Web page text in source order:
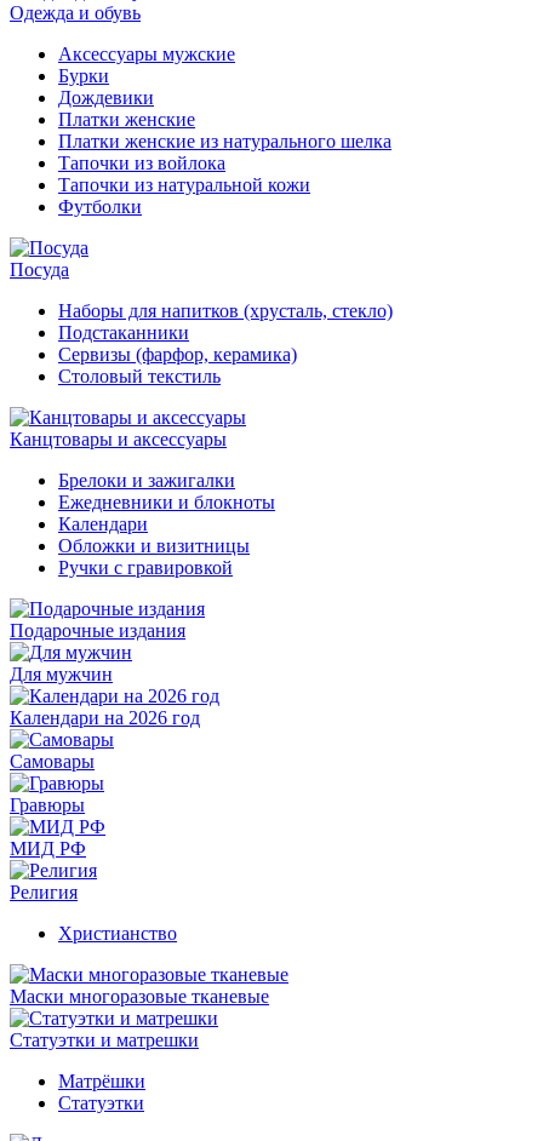
Одежда и обувь
Аксессуары мужские
Бурки
Дождевики
Платки женские
Платки женские из натурального шелка
Тапочки из войлока
Тапочки из натуральной кожи
Футболки
Посуда
Наборы для напитков (хрусталь, стекло)
Подстаканники
Сервизы (фарфор, керамика)
Столовый текстиль
Канцтовары и аксессуары
Брелоки и зажигалки
Ежедневники и блокноты
Календари
Обложки и визитницы
Ручки с гравировкой
Подарочные издания
Для мужчин
Календари на 2026 год
Самовары
Гравюры
МИД РФ
Религия
Христианство
Маски многоразовые тканевые
Статуэтки и матрешки
Матрёшки
Статуэтки